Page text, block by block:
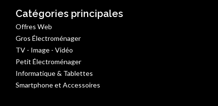
Catégories principales
Offres Web
Gros Électroménager
TV - Image - Vidéo
Petit Électroménager
Informatique & Tablettes
Smartphone et Accessoires